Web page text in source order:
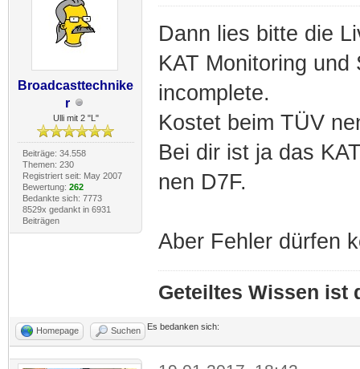
Broadcasttechnike
r
Ulli mit 2 "L"
Beiträge: 34.558
Themen: 230
Registriert seit: May 2007
Bewertung: 262
Bedankte sich: 7773
8529x gedankt in 6931
Beiträgen
Dann lies bitte die
KAT Monitoring
incomplete.
Kostet beim TÜV
Bei dir ist ja das
nen D7F.
Aber Fehler dürfen
Geteiltes Wissen ist
Homepage Suchen Es bedanken sich: